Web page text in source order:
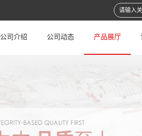
公司介绍 公司动态 产品展厅